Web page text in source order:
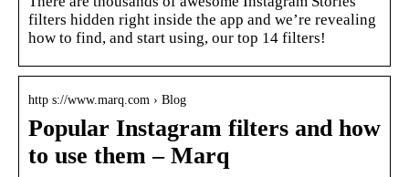
filters hidden right inside the app and we’re revealing
how to find, and start using, our top 14 filters!
http s://www.marq.com › Blog
Popular Instagram filters and how
to use them – Marq